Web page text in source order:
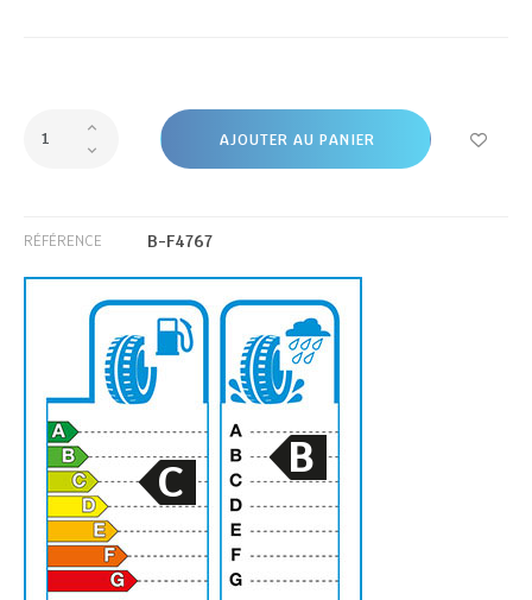
AJOUTER AU PANIER
RÉFÉRENCE B-F4767
C B